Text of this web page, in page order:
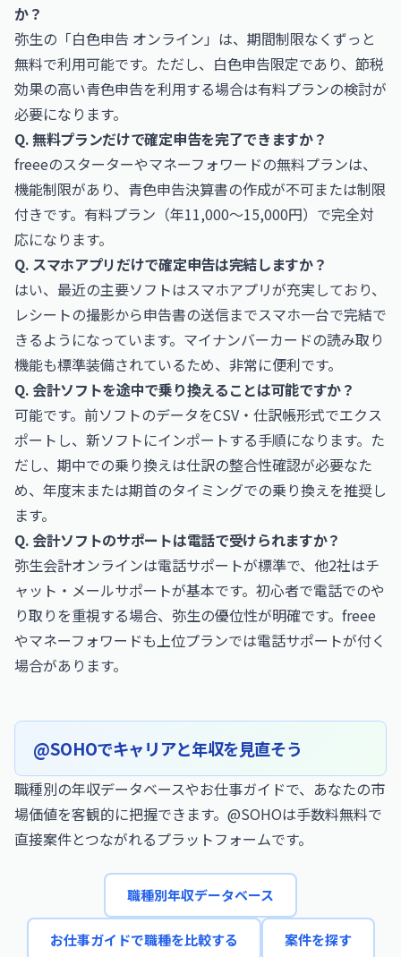
か？
弥生の「白色申告 オンライン」は、期間制限なくずっと
無料で利用可能です。ただし、白色申告限定であり、節税
効果の高い青色申告を利用する場合は有料プランの検討が
必要になります。
Q. 無料プランだけで確定申告を完了できますか？
freeeのスターターやマネーフォワードの無料プランは、
機能制限があり、青色申告決算書の作成が不可または制限
付きです。有料プラン（年11,000〜15,000円）で完全対
応になります。
Q. スマホアプリだけで確定申告は完結しますか？
はい、最近の主要ソフトはスマホアプリが充実しており、
レシートの撮影から申告書の送信までスマホ一台で完結で
きるようになっています。マイナンバーカードの読み取り
機能も標準装備されているため、非常に便利です。
Q. 会計ソフトを途中で乗り換えることは可能ですか？
可能です。前ソフトのデータをCSV・仕訳帳形式でエクス
ポートし、新ソフトにインポートする手順になります。た
だし、期中での乗り換えは仕訳の整合性確認が必要なた
め、年度末または期首のタイミングでの乗り換えを推奨し
ます。
Q. 会計ソフトのサポートは電話で受けられますか？
弥生会計オンラインは電話サポートが標準で、他2社はチ
ャット・メールサポートが基本です。初心者で電話でのや
り取りを重視する場合、弥生の優位性が明確です。freee
やマネーフォワードも上位プランでは電話サポートが付く
場合があります。
@SOHOでキャリアと年収を見直そう
職種別の年収データベースやお仕事ガイドで、あなたの市
場価値を客観的に把握できます。@SOHOは手数料無料で
直接案件とつながれるプラットフォームです。
職種別年収データベース
お仕事ガイドで職種を比較する 案件を探す